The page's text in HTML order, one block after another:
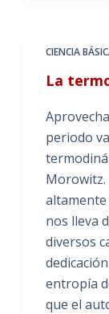
CIENCIA
La
periodo
Morowitz.
nos lleva
diversos
entropía
que el